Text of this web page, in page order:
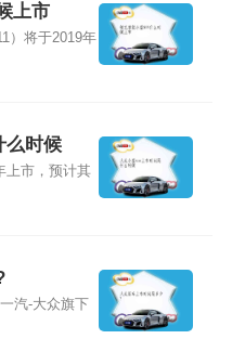
上市
）将于2019年
么时候
上市，预计其
汽-大众旗下